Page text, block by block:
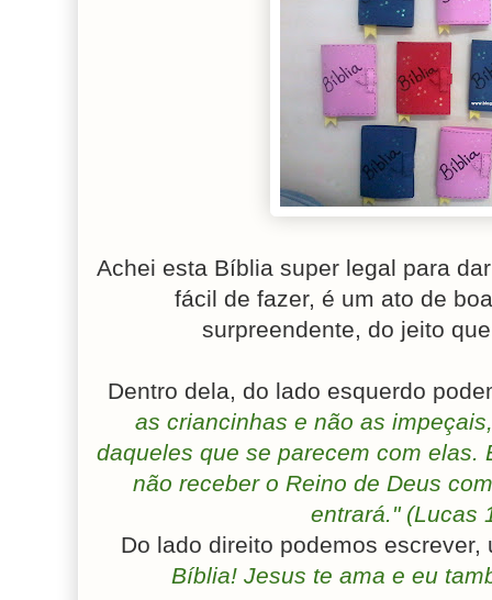
Achei esta Bíblia super legal para
fácil de fazer, é um ato de
surpreendente, do jeito
Dentro dela, do lado esquerdo
as criancinhas e não as
daqueles que se parecem com elas.
não receber o Reino de Deus
entrará." (Lucas
Do lado direito podemos escrever,
Bíblia! Jesus te ama e eu